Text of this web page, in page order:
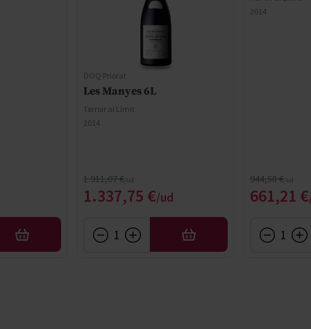
AFEGIR
DOQ Priorat
Les Manyes 6L
Terroir al Límit
2014
Special Price
1.337,75 €
Regular Price
1.911,07 €
AFEGIR
2014
Special
661,21 €
Regular Price
944,58 €